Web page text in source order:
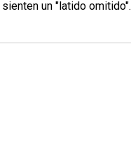
un "latido omitido".